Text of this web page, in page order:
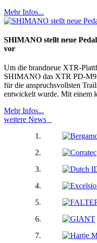
Mehr Infos...
SHIMANO stellt neue
vor
Um die brandneue XTR-
SHIMANO das XTR PD-
für die anspruchsvollsten
entwickelt wurde. Mit einem
Mehr Infos...
weitere News